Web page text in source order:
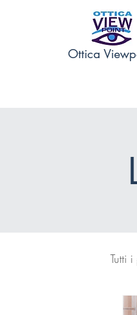
Ottica
Tutti i